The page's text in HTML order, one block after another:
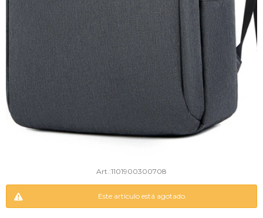
1101900300708
Este artículo está agotado.